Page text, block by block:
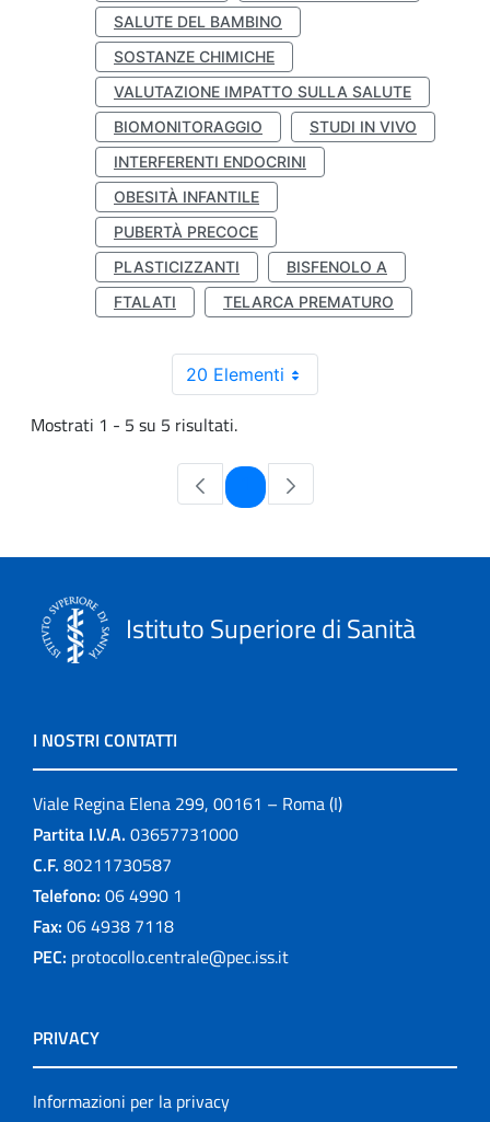
SALUTE DEL BAMBINO
SOSTANZE CHIMICHE
VALUTAZIONE IMPATTO SULLA SALUTE
BIOMONITORAGGIO
STUDI IN VIVO
INTERFERENTI ENDOCRINI
OBESITÀ INFANTILE
PUBERTÀ PRECOCE
PLASTICIZZANTI
BISFENOLO A
FTALATI
TELARCA PREMATURO
20 Elementi
Mostrati 1 - 5 su 5 risultati.
Pagina
Istituto Superiore di Sanità
I NOSTRI CONTATTI
Viale Regina Elena 299, 00161 – Roma (I)
Partita I.V.A. 03657731000
C.F. 80211730587
Telefono: 06 4990 1
Fax: 06 4938 7118
PEC: protocollo.centrale@pec.iss.it
PRIVACY
Informazioni per la privacy